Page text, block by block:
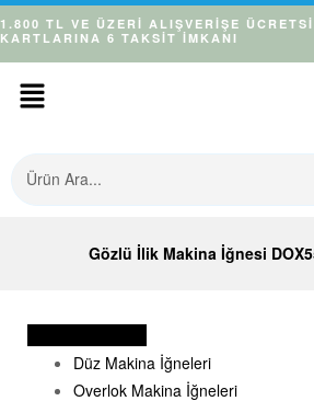
1.800 TL VE ÜZERİ ALIŞVERİŞE
KARTLARINA 6 TAKSİT İMKANI
Gözlü İlik Makina İğnesi
Düz Makina İğneleri
Overlok Makina İğneleri